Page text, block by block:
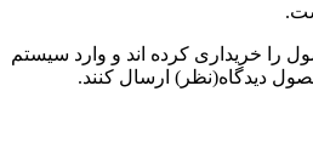
را خریداری کرده اند و وارد سیستم
دیدگاه(نظر) ارسال کنند.